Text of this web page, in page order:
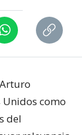
como
del